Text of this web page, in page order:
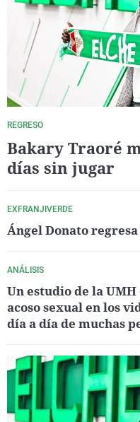
REGRESO
Bakary Traoré
días sin jugar
EXFRANJIVERDE
Ángel Donato
ANÁLISIS
Un estudio de la
acoso sexual en los
día a día de muchas